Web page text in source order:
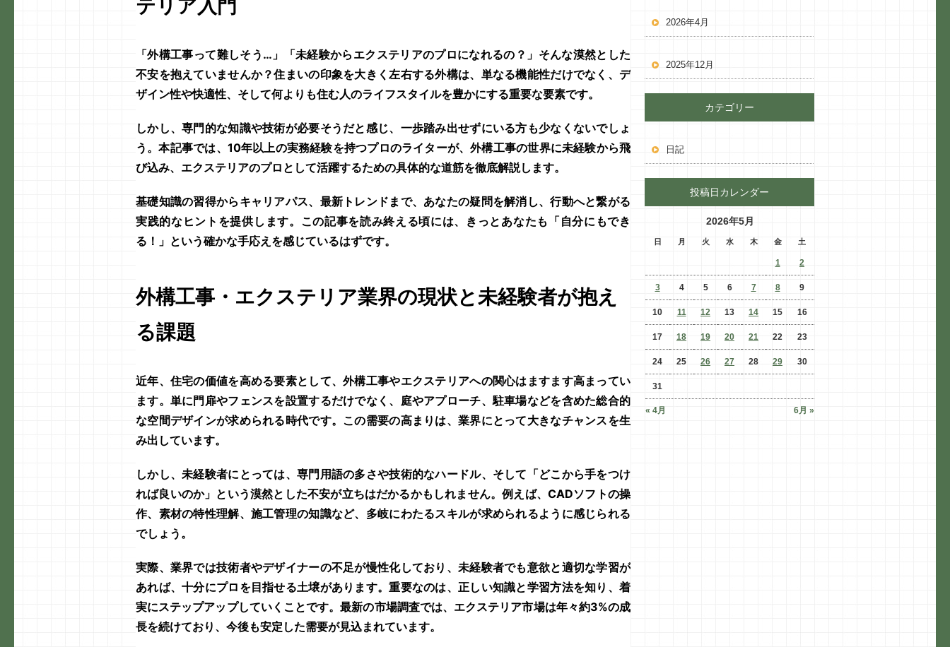
テリア入門
「外構工事って難しそう…」「未経験からエクステリアのプロになれるの？」そんな漠然とした
不安を抱えていませんか？住まいの印象を大きく左右する外構は、単なる機能性だけでなく、デ
ザイン性や快適性、そして何よりも住む人のライフスタイルを豊かにする重要な要素です。
しかし、専門的な知識や技術が必要そうだと感じ、一歩踏み出せずにいる方も少なくないでしょ
う。本記事では、10年以上の実務経験を持つプロのライターが、外構工事の世界に未経験から飛
び込み、 エクステリアのプロとして活躍するための具体的な道筋を徹底解説します。
基礎知識の習得からキャリアパス、最新トレンドまで、あなたの疑問を解消し、行動へと繋がる
実践的なヒントを提供します。この記事を読み終える頃には、きっとあなたも「自分にもでき
る！」という確かな手応えを感じているはずです。
外構工事・エクステリア業界の現状と未経験者が抱え
る課題
近年、住宅の価値を高める要素として、外構工事やエクステリアへの関心はますます高まってい
ます。単に門扉やフェンスを設置するだけでなく、庭やアプローチ、駐車場などを含めた総合的
な空間デザインが求められる時代です。この需要の高まりは、業界にとって大きなチャンスを生
み出しています。
しかし、未経験者にとっては、専門用語の多さや技術的なハードル、そして「どこから手をつけ
れば良いのか」という漠然とした不安が立ちはだかるかもしれません。例えば、CADソフトの操
作、素材の特性理解、施工管理の知識など、多岐にわたるスキルが求められるように感じられる
でしょう。
実際、業界では技術者やデザイナーの不足が慢性化しており、未経験者でも意欲と適切な学習が
あれば、十分にプロを目指せる土壌があります。重要なのは、正しい知識と学習方法を知り、着
実にステップアップしていくことです。最新の市場調査では、エクステリア市場は年々約3%の成
長を続けており、今後も安定した需要が見込まれています。
2026年4月
2025年12月
カテゴリー
日記
投稿日カレンダー
2026年5月
日 月 火 水 木 金 土
« 4月 6月 »
1 2
3 4 5 6 7 8 9
10 11 12 13 14 15 16
17 18 19 20 21 22 23
24 25 26 27 28 29 30
31